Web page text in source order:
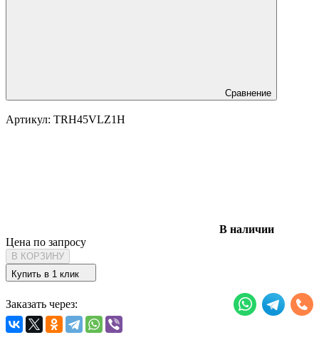
Сравнение
Артикул: TRH45VLZ1H
В наличии
Цена по запросу
В КОРЗИНУ
Купить в 1 клик
Заказать через: